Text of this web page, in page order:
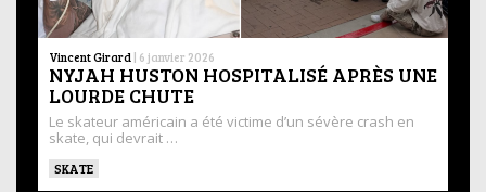
Vincent Girard | 6 janvier 2026
NYJAH HUSTON HOSPITALISÉ APRÈS UNE
LOURDE CHUTE
Le skateur américain a été victime d’un sévère crash en
skate, qui devrait …
SKATE